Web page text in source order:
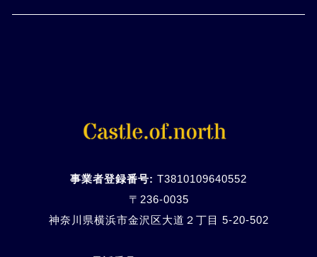
事業者登録番号: T3810109640552
〒236-0035
神奈川県横浜市金沢区大道２丁目 5-20-502